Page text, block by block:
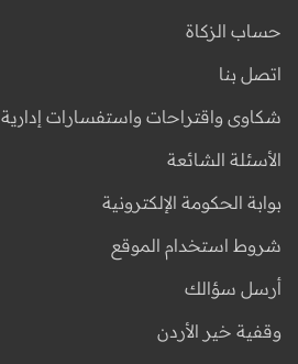
حساب الزكاة
اتصل بنا
شكاوى واقتراحات واستفسارات إدارية
الأسئلة الشائعة
بوابة الحكومة الإلكترونية
شروط استخدام الموقع
أرسل سؤالك
وقفية خير الأردن